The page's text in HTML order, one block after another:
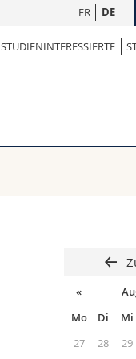
FR DE
STUDIENINTERESSIERTE
«
Mo
Di Mi
27
28 29